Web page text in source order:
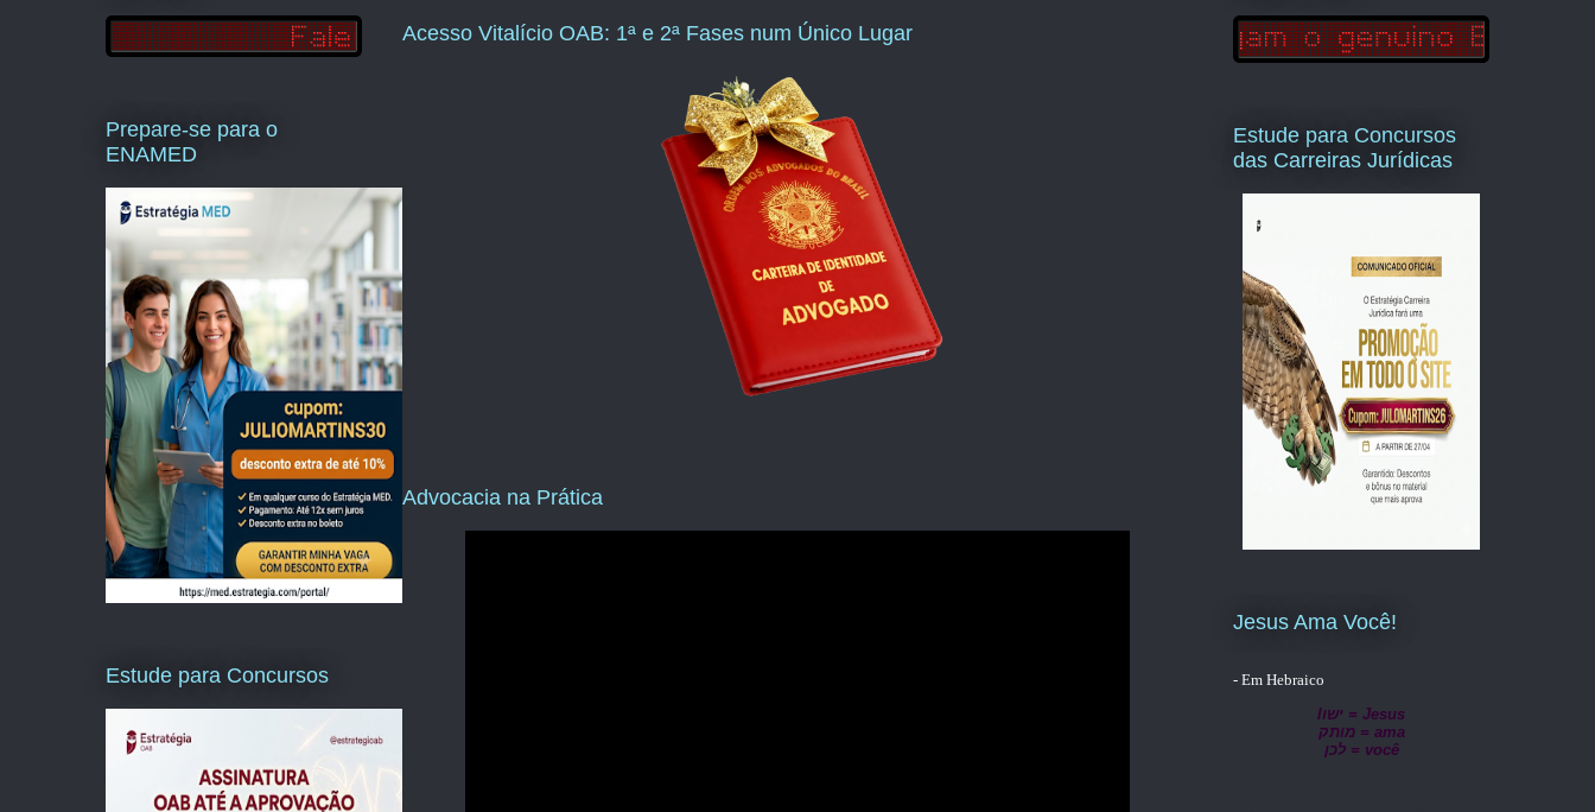
Acesso Vitalício OAB: 1ª e 2ª Fases num Único Lugar
Advocacia na Prática
Prepare-se para o
ENAMED
Estude para Concursos
Estude para Concursos
das Carreiras Jurídicas
Jesus Ama Você!
- Em Hebraico
lישו = Jesus
מותק = ama
לכן = você